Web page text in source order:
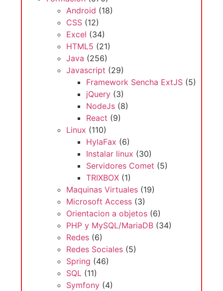
Android (18)
CSS (12)
Excel (34)
HTML5 (21)
Java (256)
Javascript (29)
Framework Sencha ExtJS (5)
jQuery (3)
NodeJs (8)
React (9)
Linux (110)
HylaFax (6)
Instalar linux (30)
Servidores Comet (5)
TRIXBOX (1)
Maquinas Virtuales (19)
Microsoft Access (3)
Orientacion a objetos (6)
PHP y MySQL/MariaDB (34)
Redes (6)
Redes Sociales (5)
Spring (46)
SQL (11)
Symfony (4)